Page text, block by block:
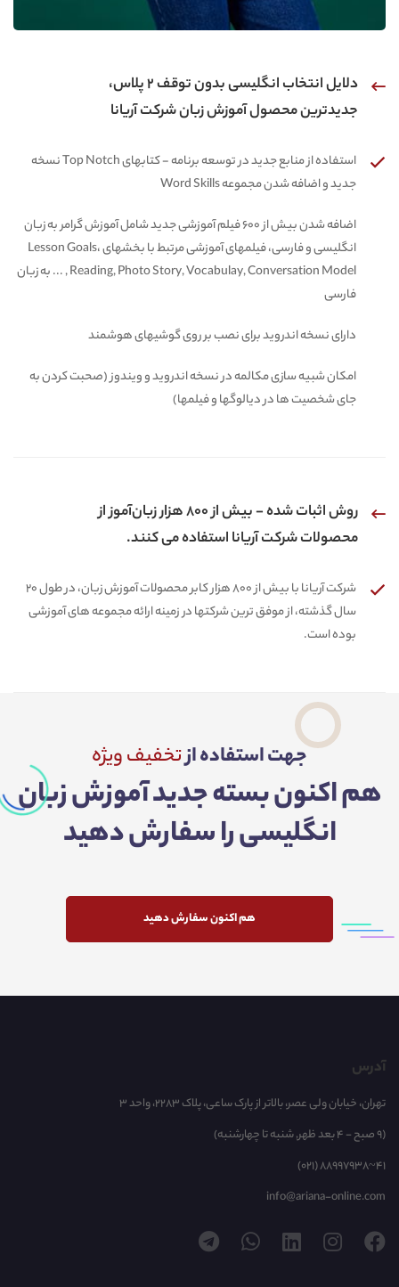
دلایل انتخاب انگلیسی بدون توقف 2 پلاس،
جدیدترین محصول آموزش زبان شرکت آریانا
استفاده از منابع جدید در توسعه برنامه - کتابهای Top Notch نسخه
جدید و اضافه شدن مجموعه Word Skills
اضافه شدن بیش از 600 فیلم آموزشی جدید شامل آموزش گرامر به زبان
انگلیسی و فارسی، فیلمهای آموزشی مرتبط با بخشهای Lesson Goals،
Reading, Photo Story, Vocabulay, Conversation Model , ... به زبان
فارسی
دارای نسخه اندروید برای نصب بر روی گوشیهای هوشمند
امکان شبیه سازی مکالمه در نسخه اندروید و ویندوز (صحبت کردن به
جای شخصیت ها در دیالوگها و فیلمها)
روش اثبات شده - بیش از 800 هزار زبان‌آموز از
محصولات شرکت آریانا استفاده می کنند.
شرکت آریانا با بیش از 800 هزار کابر محصولات آموزش زبان، در طول 20
سال گذشته، از موفق ترین شرکتها در زمینه ارائه مجموعه های آموزشی
بوده است.
جهت استفاده ازتخفیف ویژه
هم اکنون بسته جدید آموزش زبان
انگلیسی را سفارش دهید
هم اکنون سفارش دهید
آدرس
تهران، خیابان ولی عصر، بالاتر از پارک ساعی، پلاک 2283، واحد 3
(9 صبح - 4 بعد ظهر, شنبه تا چهارشنبه)
(021) 88997938~41
info@ariana-online.com